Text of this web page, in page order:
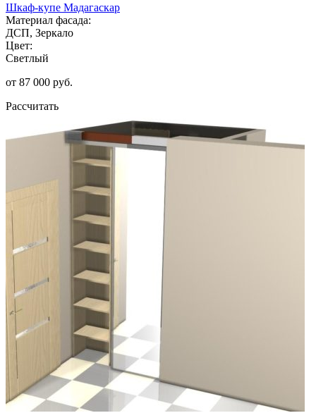
Шкаф-купе Мадагаскар
Материал фасада:
ДСП, Зеркало
Цвет:
Светлый
от 87 000 руб.
Рассчитать